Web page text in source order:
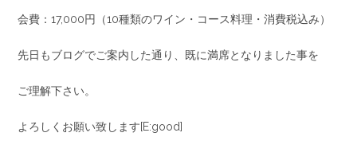
会費：17,000円（10種類のワイン・コース料理・消費税込み）
先日もブログでご案内した通り、既に満席となりました事を
ご理解下さい。
よろしくお願い致します[E:good]